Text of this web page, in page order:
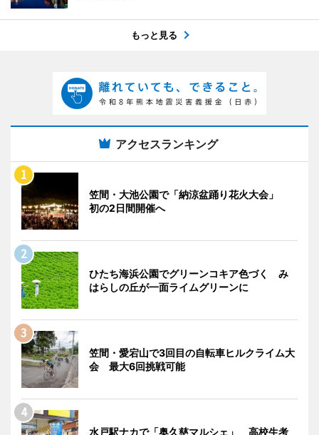
もっと見る
アクセスランキング
笠間・大池公園で「納涼盆踊り花火大会」
初の2日間開催へ
ひたち海浜公園でグリーンコキア色づく み
はらしの丘が一面ライムグリーンに
笠間・愛宕山で3回目の自転車ヒルクライム大
会 最大6回挑戦可能
水戸駅ナカで「奥久慈マルシェ」 高校生考